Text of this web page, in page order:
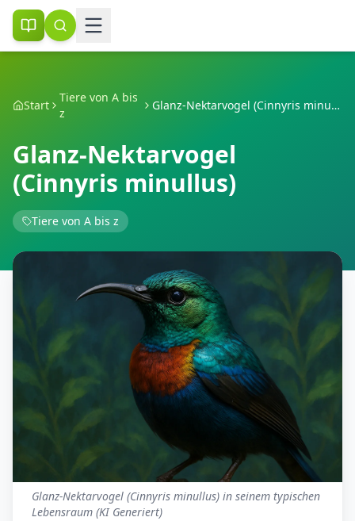
Start
Tiere von A bis
z
Glanz-Nektarvogel (Cinnyris minullus)
Glanz-Nektarvogel
(Cinnyris minullus)
Tiere von A bis z
Glanz-Nektarvogel (Cinnyris minullus) in seinem typischen
Lebensraum (KI Generiert)